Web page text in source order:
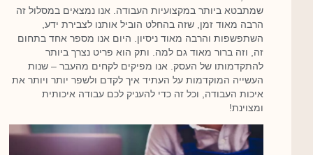
שמתבטא ביותר במקצועיות העבודה. אנו נמצאים במסלול זה
הרבה מאוד זמן, שזה בהחלט הוביל אותנו לצבירת ידע,
השתפשפות והרבה מאוד ניסיון. היום אנו מספר אחד בתחום
זה, וזה ברור מאוד גם למה. ותק הוא פריט נצרך ביותר
להתקדמותו של העסק. אנו מפיקים לקחים מהעבר – שנות
העשייה המוקדמות על העתיד איך לקדם ולשפר יותר ויותר את
איכות העבודה, וכל זה כדי להעניק לכם עבודה איכותית
ומצוינת!